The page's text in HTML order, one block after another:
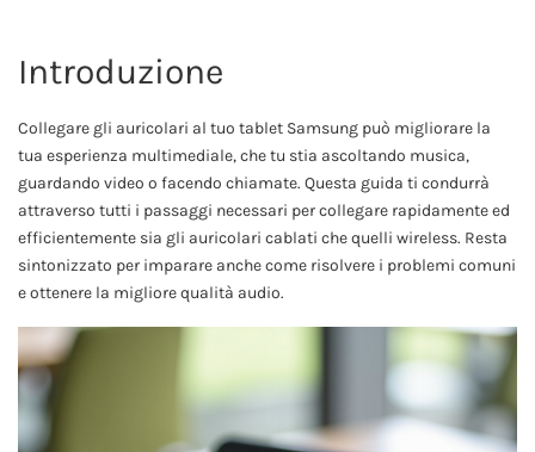
Introduzione
Collegare gli auricolari al tuo tablet Samsung può migliorare la
tua esperienza multimediale, che tu stia ascoltando musica,
guardando video o facendo chiamate. Questa guida ti condurrà
attraverso tutti i passaggi necessari per collegare rapidamente ed
efficientemente sia gli auricolari cablati che quelli wireless. Resta
sintonizzato per imparare anche come risolvere i problemi comuni
e ottenere la migliore qualità audio.